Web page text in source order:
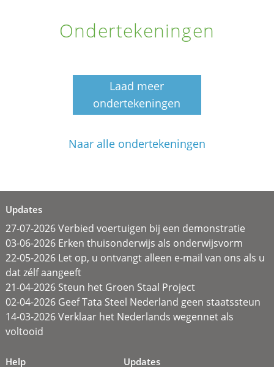
Ondertekeningen
Laad meer
ondertekeningen
Naar alle ondertekeningen
Updates
27-07-2026 Verbied voertuigen bij een demonstratie
03-06-2026 Erken thuisonderwijs als onderwijsvorm
22-05-2026 Let op, u ontvangt alleen e-mail van ons als u
dat zélf aangeeft
21-04-2026 Steun het Groen Staal Project
02-04-2026 Geef Tata Steel Nederland geen staatssteun
14-03-2026 Verklaar het Nederlands wegennet als
voltooid
Help
Updates